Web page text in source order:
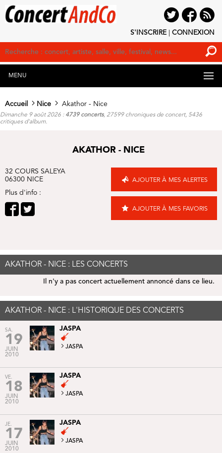
S'INSCRIRE CONNEXION
MENU
Accueil Nice Akathor - Nice
Dimanche 9 août 2026 : 4739 concerts, 27599 chroniques de concert, 5436
critiques d'album.
AKATHOR - NICE
32 COURS SALEYA
06300 NICE
Plus d'info :
AJOUTER À MES ALERTES
AJOUTER À MES FAVORIS
AKATHOR - NICE : LES CONCERTS
Il n'y a pas concert actuellement annoncé dans ce lieu.
AKATHOR - NICE : L'HISTORIQUE DES CONCERTS
SA.
19
JUIN
2010
JASPA
JASPA
VE.
18
JUIN
2010
JASPA
JASPA
JE.
17
JUIN
2010
JASPA
JASPA